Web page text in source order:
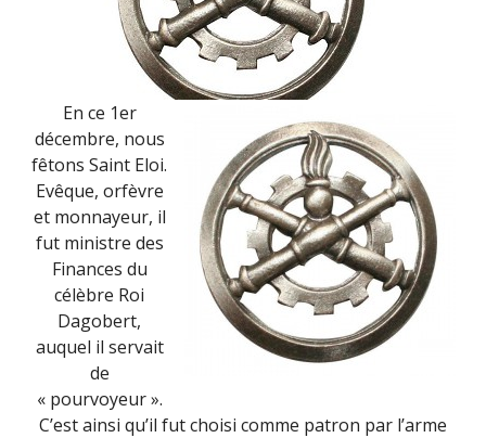
En ce 1er
décembre, nous
fêtons Saint Eloi.
Evêque, orfèvre
et monnayeur, il
fut ministre des
Finances du
célèbre Roi
Dagobert,
auquel il servait
de
« pourvoyeur ».
C’est ainsi qu’il fut choisi comme patron par l’arme